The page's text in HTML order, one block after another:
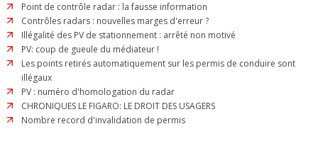
Point de contrôle radar : la fausse information
Contrôles radars : nouvelles marges d'erreur ?
Illégalité des PV de stationnement : arrêté non motivé
PV: coup de gueule du médiateur !
Les points retirés automatiquement sur les permis de conduire sont
illégaux
PV : numéro d'homologation du radar
CHRONIQUES LE FIGARO: LE DROIT DES USAGERS
Nombre record d'invalidation de permis